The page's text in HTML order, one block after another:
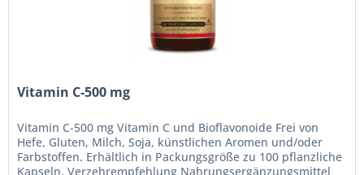
Vitamin C-500 mg
Vitamin C-500 mg Vitamin C und Bioflavonoide Frei von
Hefe, Gluten, Milch, Soja, künstlichen Aromen und/oder
Farbstoffen. Erhältlich in Packungsgröße zu 100 pflanzliche
Kapseln. Verzehrempfehlung Nahrungsergänzungsmittel